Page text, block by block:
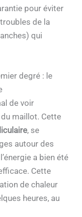
pour éviter
de la
qui
degré : le
de voir
maillot. Cette
, se
autour des
a bien été
Cette
de chaleur
heures, au